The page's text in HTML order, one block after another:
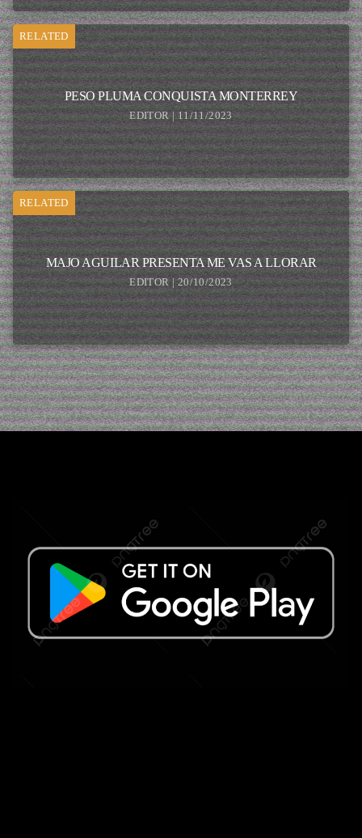
RELATED
PESO PLUMA CONQUISTA MONTERREY
EDITOR | 11/11/2023
RELATED
MAJO AGUILAR PRESENTA ME VAS A LLORAR
EDITOR | 20/10/2023